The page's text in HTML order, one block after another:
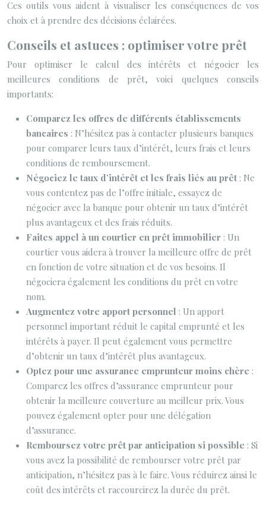
Ces outils vous aident à visualiser les conséquences de vos
choix et à prendre des décisions éclairées.
Conseils et astuces : optimiser votre prêt
Pour optimiser le calcul des intérêts et négocier les
meilleures conditions de prêt, voici quelques conseils
importants:
Comparez les offres de différents établissements
bancaires : N’hésitez pas à contacter plusieurs banques
pour comparer leurs taux d’intérêt, leurs frais et leurs
conditions de remboursement.
Négociez le taux d’intérêt et les frais liés au prêt : Ne
vous contentez pas de l’offre initiale, essayez de
négocier avec la banque pour obtenir un taux d’intérêt
plus avantageux et des frais réduits.
Faites appel à un courtier en prêt immobilier : Un
courtier vous aidera à trouver la meilleure offre de prêt
en fonction de votre situation et de vos besoins. Il
négociera également les conditions du prêt en votre
nom.
Augmentez votre apport personnel : Un apport
personnel important réduit le capital emprunté et les
intérêts à payer. Il peut également vous permettre
d’obtenir un taux d’intérêt plus avantageux.
Optez pour une assurance emprunteur moins chère :
Comparez les offres d’assurance emprunteur pour
obtenir la meilleure couverture au meilleur prix. Vous
pouvez également opter pour une délégation
d’assurance.
Remboursez votre prêt par anticipation si possible : Si
vous avez la possibilité de rembourser votre prêt par
anticipation, n’hésitez pas à le faire. Vous réduirez ainsi le
coût des intérêts et raccourcirez la durée du prêt.